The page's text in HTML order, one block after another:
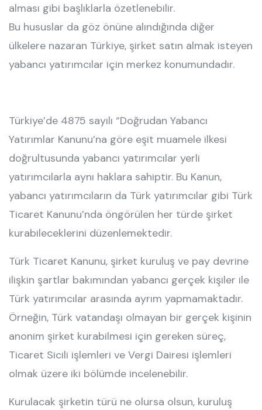
alması gibi başlıklarla özetlenebilir.
Bu hususlar da göz önüne alındığında diğer
ülkelere nazaran Türkiye, şirket satın almak isteyen
yabancı yatırımcılar için merkez konumundadır.
Türkiye’de 4875 sayılı “Doğrudan Yabancı
Yatırımlar Kanunu’na göre eşit muamele ilkesi
doğrultusunda yabancı yatırımcılar yerli
yatırımcılarla aynı haklara sahiptir. Bu Kanun,
yabancı yatırımcıların da Türk yatırımcılar gibi Türk
Ticaret Kanunu’nda öngörülen her türde şirket
kurabileceklerini düzenlemektedir.
Türk Ticaret Kanunu, şirket kuruluş ve pay devrine
ilişkin şartlar bakımından yabancı gerçek kişiler ile
Türk yatırımcılar arasında ayrım yapmamaktadır.
Örneğin, Türk vatandaşı olmayan bir gerçek kişinin
anonim şirket kurabilmesi için gereken süreç,
Ticaret Sicili işlemleri ve Vergi Dairesi işlemleri
olmak üzere iki bölümde incelenebilir.
Kurulacak şirketin türü ne olursa olsun, kuruluş